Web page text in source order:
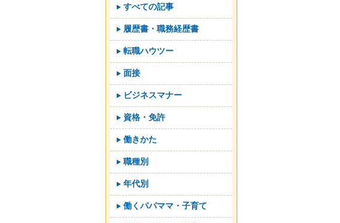
すべての記事
履歴書・職務経歴書
転職ハウツー
面接
ビジネスマナー
資格・免許
働きかた
職種別
年代別
働くパパママ・子育て